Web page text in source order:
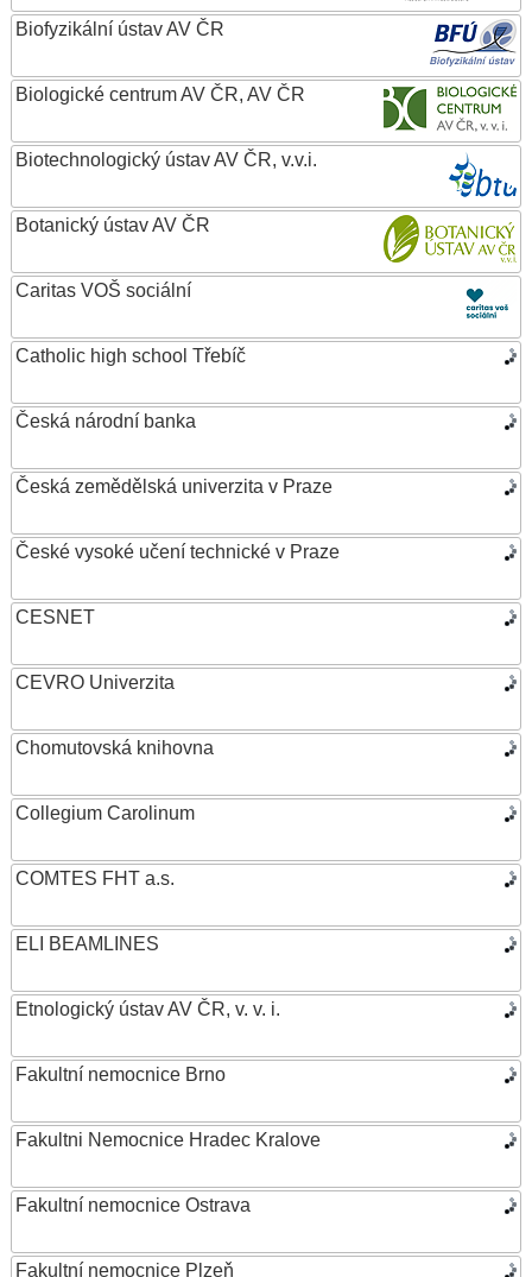
Biofyzikální ústav AV ČR
Biologické centrum AV ČR, AV ČR
Biotechnologický ústav AV ČR, v.v.i.
Botanický ústav AV ČR
Caritas VOŠ sociální
Catholic high school Třebíč
Česká národní banka
Česká zemědělská univerzita v Praze
České vysoké učení technické v Praze
CESNET
CEVRO Univerzita
Chomutovská knihovna
Collegium Carolinum
COMTES FHT a.s.
ELI BEAMLINES
Etnologický ústav AV ČR, v. v. i.
Fakultní nemocnice Brno
Fakultni Nemocnice Hradec Kralove
Fakultní nemocnice Ostrava
Fakultní nemocnice Plzeň